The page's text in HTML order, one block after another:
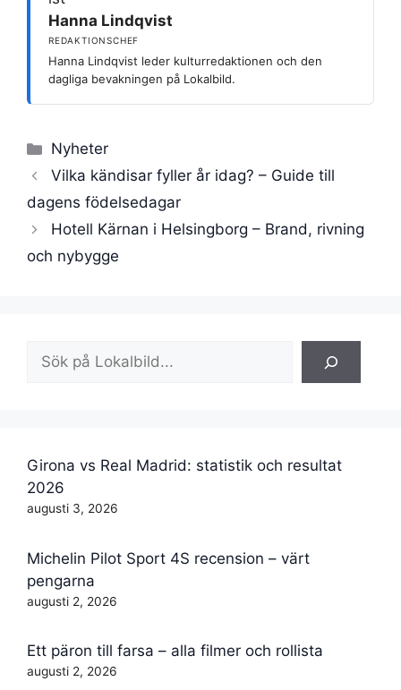
Hanna Lindqvist
REDAKTIONSCHEF
Hanna Lindqvist leder kulturredaktionen och den
dagliga bevakningen på Lokalbild.
Kategorier
Nyheter
Vilka kändisar fyller år idag? – Guide till
dagens födelsedagar
Hotell Kärnan i Helsingborg – Brand, rivning
och nybygge
Sök
Girona vs Real Madrid: statistik och resultat
2026
augusti 3, 2026
Michelin Pilot Sport 4S recension – värt
pengarna
augusti 2, 2026
Ett päron till farsa – alla filmer och rollista
augusti 2, 2026